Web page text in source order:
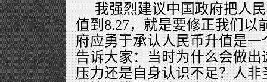
我强烈建议中国政府把人
值到8.27，就是要修正我们以
府应勇于承认人民币升值是
告诉大家：当时为什么会做
压力还是自身认识不足？人